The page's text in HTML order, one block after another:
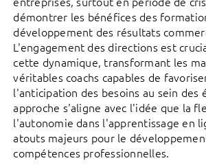
démontrer les bénéfices des
développement des résultats
L'engagement des directions est
cette dynamique, transformant les
véritables coachs capables de
l'anticipation des besoins au sein des
approche s'aligne avec l'idée que la
l'autonomie dans l'apprentissage en
atouts majeurs pour le
compétences professionnelles.